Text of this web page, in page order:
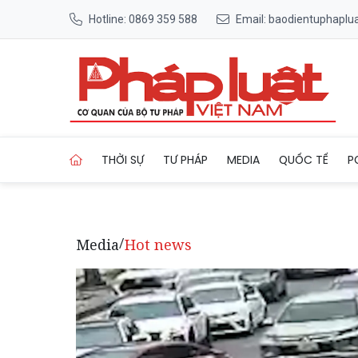
Hotline: 0869 359 588 Email:
THỜI SỰ TƯ PHÁP MEDIA QUỐC TẾ
Media/Hot news